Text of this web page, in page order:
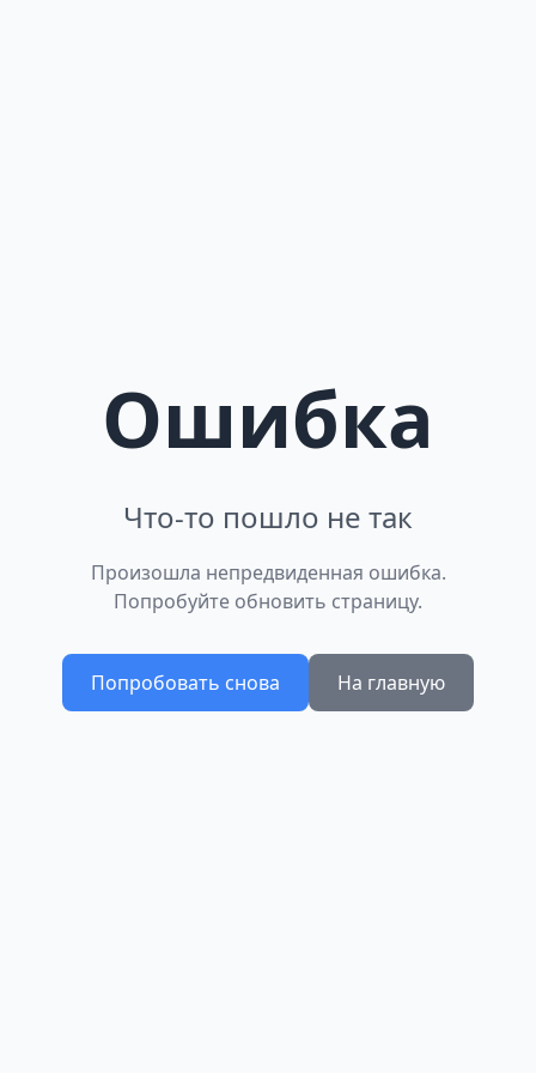
Ошибка
Что-то пошло не так
Произошла непредвиденная ошибка.
Попробуйте обновить страницу.
Попробовать снова На главную